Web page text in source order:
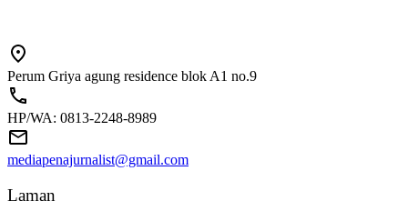
Perum Griya agung residence blok A1 no.9
HP/WA: 0813-2248-8989
mediapenajurnalist@gmail.com
Laman